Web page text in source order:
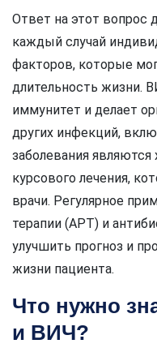
Ответ на этот вопрос
каждый случай
факторов, которые
длительность жизни.
иммунитет и делает
других инфекций,
заболевания
курсового лечения,
врачи. Регулярное
терапии (АРТ) и
улучшить прогноз и
жизни пациента.
Что нужно
и ВИЧ?